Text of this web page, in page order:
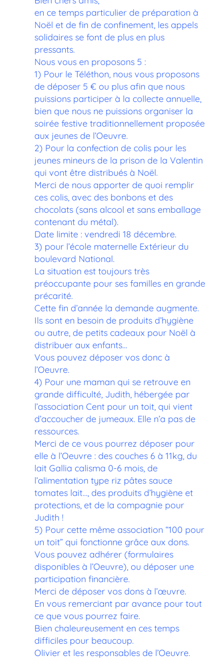
en ce temps particulier de préparation à
Noël et de fin de confinement, les appels
solidaires se font de plus en plus
pressants.
Nous vous en proposons 5 :
1) Pour le Téléthon, nous vous proposons
de déposer 5 € ou plus afin que nous
puissions participer à la collecte annuelle,
bien que nous ne puissions organiser la
soirée festive traditionnellement proposée
aux jeunes de l’Oeuvre.
2) Pour la confection de colis pour les
jeunes mineurs de la prison de la Valentin
qui vont être distribués à Noël.
Merci de nous apporter de quoi remplir
ces colis, avec des bonbons et des
chocolats (sans alcool et sans emballage
contenant du métal).
Date limite : vendredi 18 décembre.
3) pour l’école maternelle Extérieur du
boulevard National.
La situation est toujours très
préoccupante pour ses familles en grande
précarité.
Cette fin d’année la demande augmente.
Ils sont en besoin de produits d’hygiène
ou autre, de petits cadeaux pour Noël à
distribuer aux enfants…
Vous pouvez déposer vos donc à
l’Oeuvre.
4) Pour une maman qui se retrouve en
grande difficulté, Judith, hébergée par
l’association Cent pour un toit, qui vient
d’accoucher de jumeaux. Elle n’a pas de
ressources.
Merci de ce vous pourrez déposer pour
elle à l’Oeuvre : des couches 6 à 11kg, du
lait Gallia calisma 0-6 mois, de
l’alimentation type riz pâtes sauce
tomates lait…, des produits d’hygiène et
protections, et de la compagnie pour
Judith !
5) Pour cette même association “100 pour
un toit” qui fonctionne grâce aux dons.
Vous pouvez adhérer (formulaires
disponibles à l’Oeuvre), ou déposer une
participation financière.
Merci de déposer vos dons à l’œuvre.
En vous remerciant par avance pour tout
ce que vous pourrez faire.
Bien chaleureusement en ces temps
difficiles pour beaucoup.
Olivier et les responsables de l’Oeuvre.